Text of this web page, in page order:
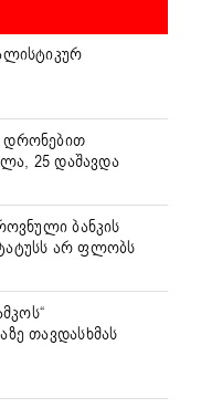
დრონებით
25 დაშავდა
ბანკის
არ ფლობს
თავდასხმას